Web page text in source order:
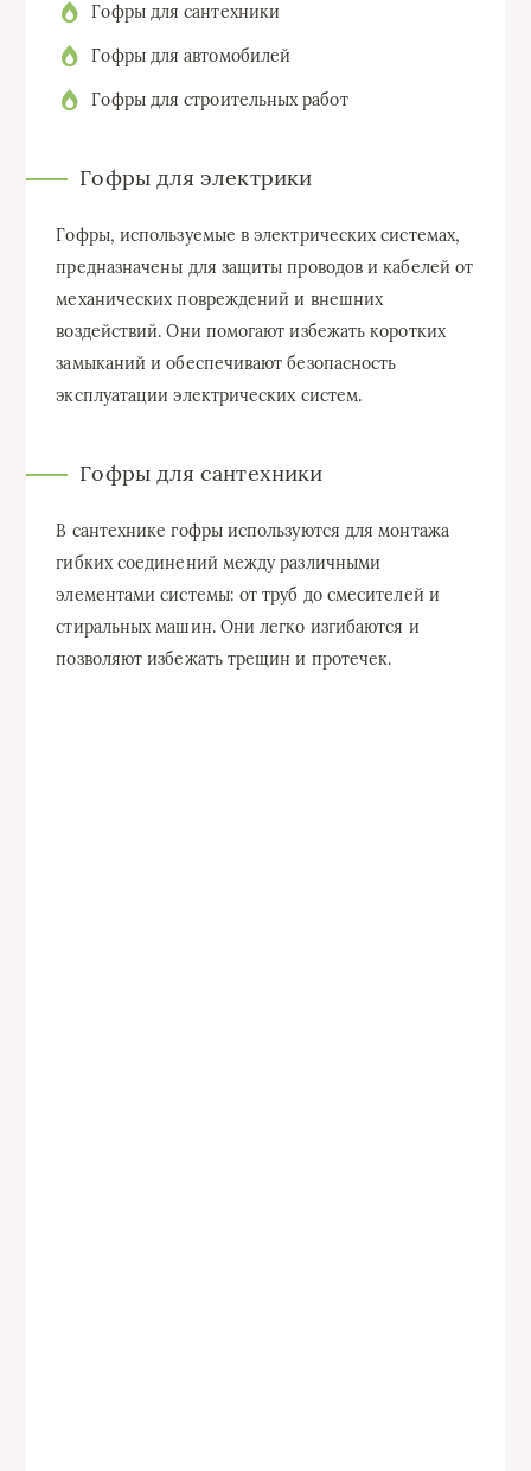
Гофры для сантехники
Гофры для автомобилей
Гофры для строительных работ
Гофры для электрики
Гофры, используемые в электрических системах,
предназначены для защиты проводов и кабелей от
механических повреждений и внешних
воздействий. Они помогают избежать коротких
замыканий и обеспечивают безопасность
эксплуатации электрических систем.
Гофры для сантехники
В сантехнике гофры используются для монтажа
гибких соединений между различными
элементами системы: от труб до смесителей и
стиральных машин. Они легко изгибаются и
позволяют избежать трещин и протечек.